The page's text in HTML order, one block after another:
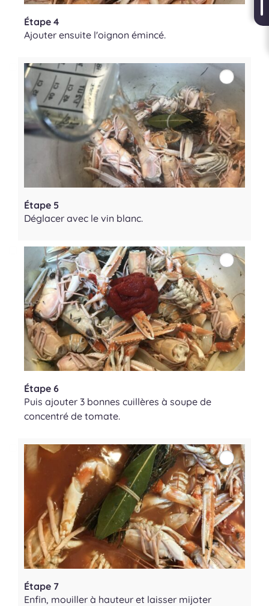
Étape 4
Ajouter ensuite l'oignon émincé.
Étape 5
Déglacer avec le vin blanc.
Étape 6
Puis ajouter 3 bonnes cuillères à soupe de
concentré de tomate.
Étape 7
Enfin, mouiller à hauteur et laisser mijoter